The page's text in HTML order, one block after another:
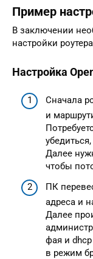
Пример
В заключении
настройки
Настройка
Сначала
и
Далее
чтобы
ПК
адреса и
Далее
фая и
в режим